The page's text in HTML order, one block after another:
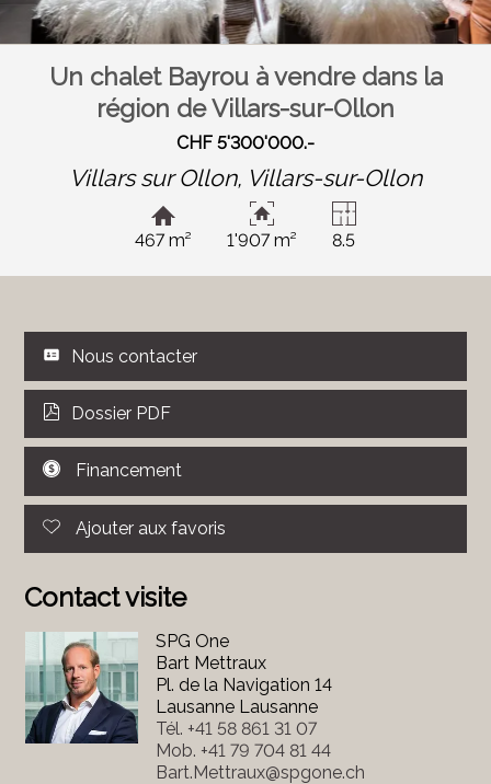
Un chalet Bayrou à vendre dans la
région de Villars-sur-Ollon
CHF 5'300'000.-
Villars sur Ollon, Villars-sur-Ollon
467 m² 1'907 m² 8.5
Nous contacter
Dossier PDF
Financement
Ajouter aux favoris
Contact visite
SPG One
Bart Mettraux
Pl. de la Navigation 14
Lausanne Lausanne
Tél. +41 58 861 31 07
Mob. +41 79 704 81 44
Bart.Mettraux@spgone.ch